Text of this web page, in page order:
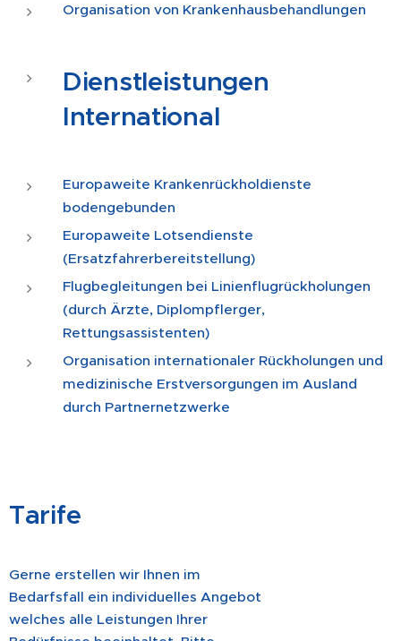
Organisation von Krankenhausbehandlungen
Dienstleistungen
International
Europaweite Krankenrückholdienste
bodengebunden
Europaweite Lotsendienste
(Ersatzfahrerbereitstellung)
Flugbegleitungen bei Linienflugrückholungen
(durch Ärzte, Diplompflerger,
Rettungsassistenten)
Organisation internationaler Rückholungen und
medizinische Erstversorgungen im Ausland
durch Partnernetzwerke
Tarife
Gerne erstellen wir Ihnen im
Bedarfsfall ein individuelles Angebot
welches alle Leistungen Ihrer